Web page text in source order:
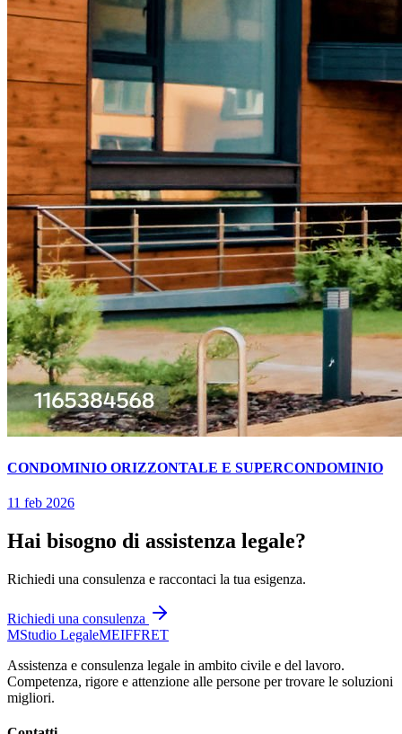
CONDOMINIO ORIZZONTALE E SUPERCONDOMINIO
11 feb 2026
Hai bisogno di assistenza legale?
Richiedi una consulenza e raccontaci la tua esigenza.
Richiedi una consulenza
MStudio LegaleMEIFFRET
Assistenza e consulenza legale in ambito civile e del lavoro.
Competenza, rigore e attenzione alle persone per trovare le soluzioni
migliori.